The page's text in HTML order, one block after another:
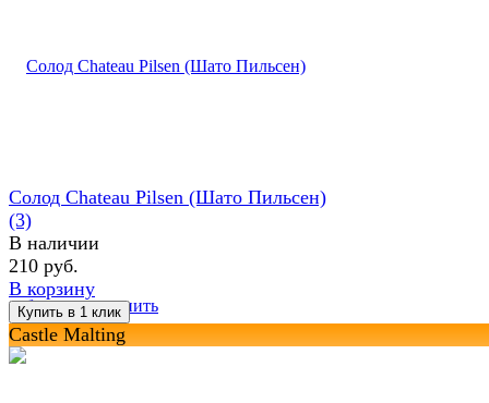
избранное сравнить
Солод Chateau Pilsen (Шато Пильсен)
(3)
В наличии
210 руб.
В корзину
Castle Malting